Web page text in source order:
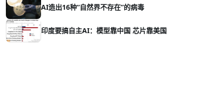
AI造出16种“自然界不存在”的病毒
印度要搞自主AI：模型靠中国 芯片靠美国